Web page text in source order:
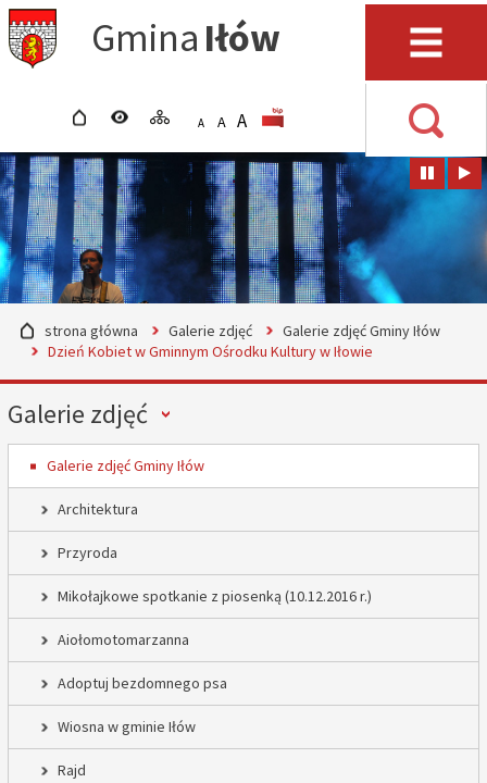
Przejdź do głównego
menu
Przejdź do treści
Przejdź do wyszukiwarki
Przejdź do mapy serwisu
Gmina Iłów Menu
strona głównawersja kontrastowa
mapa serwisu
APOMNIEJSZ CZCIONKĘ
A STANDARDOWY ROZMIAR
A POWIĘKSZ CZCIONKĘ
rozmiar czcionki
strona główna Galerie zdjęć
Galerie zdjęć Gminy Iłów
Dzień Kobiet w Gminnym Ośrodku Kultury w Iłowie
Menu
Galerie zdjęć
Galerie zdjęć Gminy Iłów
Architektura
Przyroda
Mikołajkowe spotkanie z piosenką (10.12.2016 r.)
Aiołomotomarzanna
Adoptuj bezdomnego psa
Wiosna w gminie Iłów
Rajd